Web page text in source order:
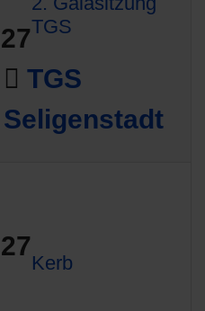
TGS
TGS
Seligenstadt
Kerb